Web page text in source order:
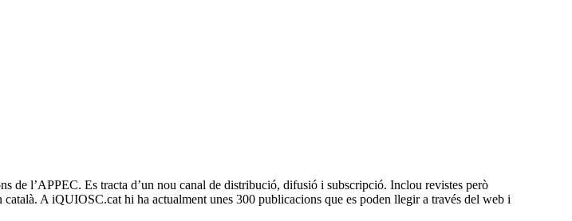
l’APPEC. Es tracta d’un nou canal de distribució, difusió i subscripció. Inclou revistes però
A iQUIOSC.cat hi ha actualment unes 300 publicacions que es poden llegir a través del web i